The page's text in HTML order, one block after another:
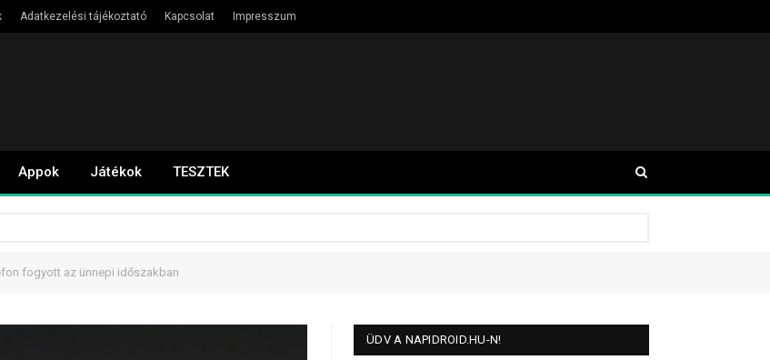
Adatkezelési tájékoztató Kapcsolat Impresszum
Appok Játékok TESZTEK
fogyott az ünnepi időszakban
ÜDV A NAPIDROID.HU-N!